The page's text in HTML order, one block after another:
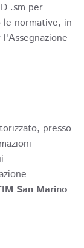
.sm per
le normative, in
presso
San Marino